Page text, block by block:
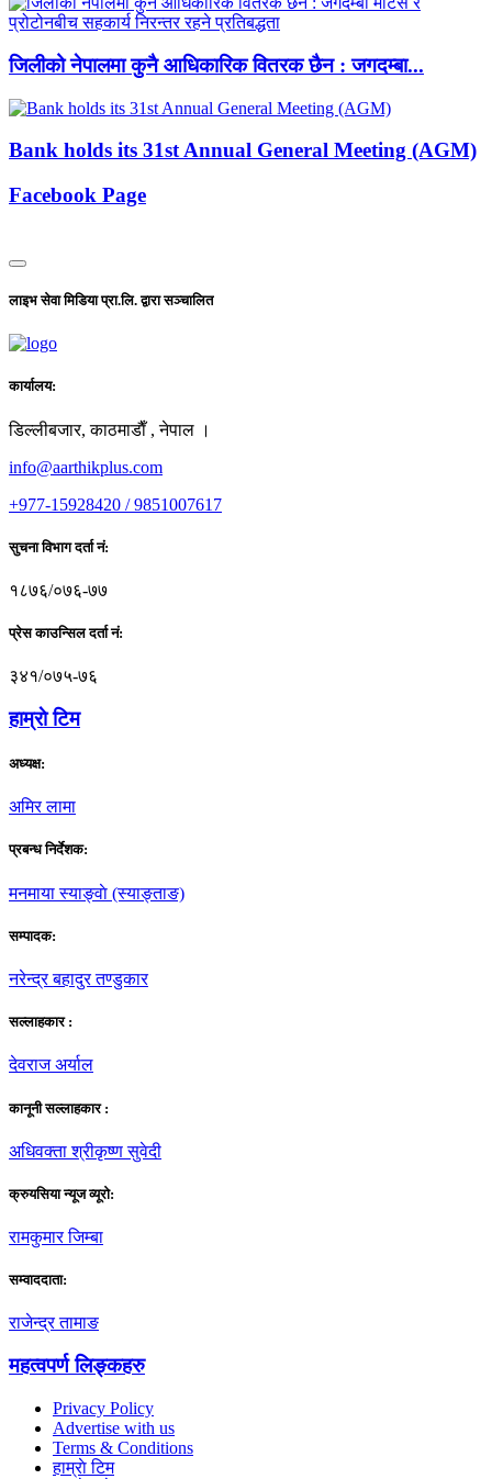
जिलीको नेपालमा कुनै आधिकारिक वितरक छैन : जगदम्बा...
Bank holds its 31st Annual General Meeting (AGM)
Facebook Page
लाइभ सेवा मिडिया प्रा.लि. द्वारा सञ्चालित
कार्यालय:
डिल्लीबजार, काठमाडाैँ , नेपाल ।
info@aarthikplus.com
+977-15928420 / 9851007617
सुचना विभाग दर्ता नं:
१८७६/०७६-७७
प्रेस काउन्सिल दर्ता नं:
३४१/०७५-७६
हाम्राे टिम
अध्यक्ष:
अमिर लामा
प्रबन्ध निर्देशक:
मनमाया स्याङ्वाे (स्याङ्ताङ)
सम्पादक:
नरेन्द्र बहादुर तण्डुकार
सल्लाहकार :
देवराज अर्याल
कानूनी सल्लाहकार :
अधिवक्ता श्रीकृष्ण सुवेदी
क्रुयसिया न्यूज व्यूराे:
रामकुमार जिम्बा
सम्वाददाता:
राजेन्द्र तामाङ
महत्वपर्ण लिङ्कहरु
Privacy Policy
Advertise with us
Terms & Conditions
हाम्राे टिम